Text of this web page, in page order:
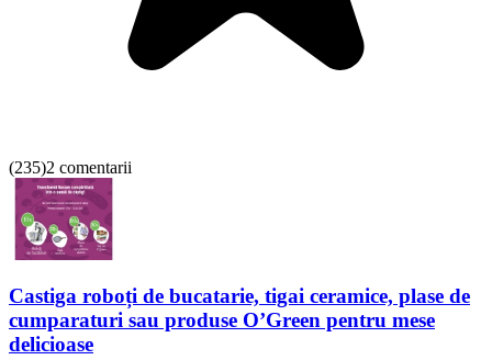
(235)2 comentarii
Castiga roboți de bucatarie, tigai ceramice, plase de
cumparaturi sau produse O’Green pentru mese
delicioase